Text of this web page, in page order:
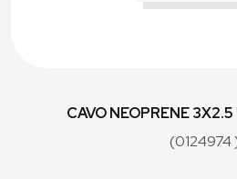
CAVO NEOPRENE
(0124974